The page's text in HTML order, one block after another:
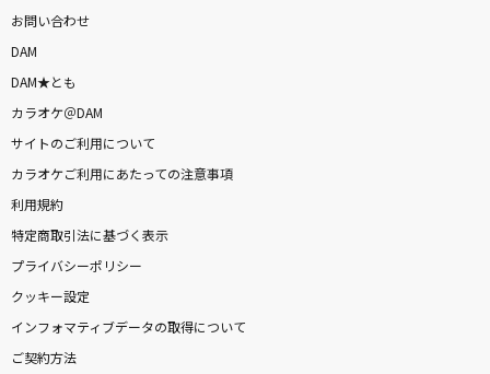
お問い合わせ
DAM
DAM★とも
カラオケ＠DAM
サイトのご利用について
カラオケご利用にあたっての注意事項
利用規約
特定商取引法に基づく表示
プライバシーポリシー
クッキー設定
インフォマティブデータの取得について
ご契約方法